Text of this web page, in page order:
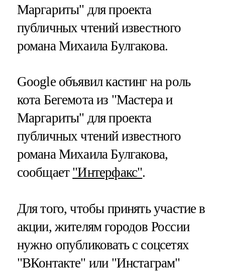
Маргариты" для проекта
публичных чтений известного
романа Михаила Булгакова.
Google объявил кастинг на роль
кота Бегемота из "Мастера и
Маргариты" для проекта
публичных чтений известного
романа Михаила Булгакова,
сообщает "Интерфакс".
Для того, чтобы принять участие в
акции, жителям городов России
нужно опубликовать с соцсетях
"ВКонтакте" или "Инстаграм"